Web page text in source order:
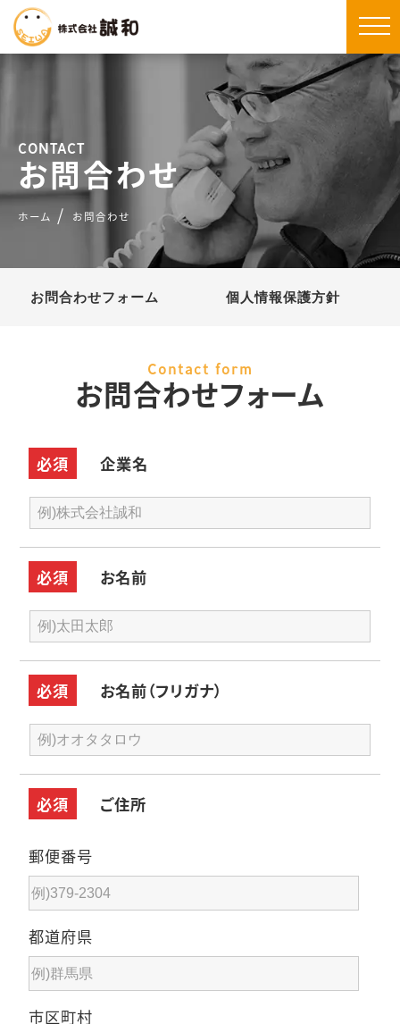
CONTACT
お問合わせ
ホーム お問合わせ
お問合わせフォーム 個人情報保護方針
Contact form
お問合わせフォーム
必須 企業名
必須 お名前
必須 お名前（フリガナ）
必須 ご住所
郵便番号
都道府県
市区町村